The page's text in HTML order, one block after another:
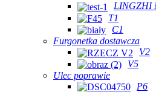
LINGZHI
T1
C1
Furgonetka dostawcza
V2
V5
Ulec poprawie
P6